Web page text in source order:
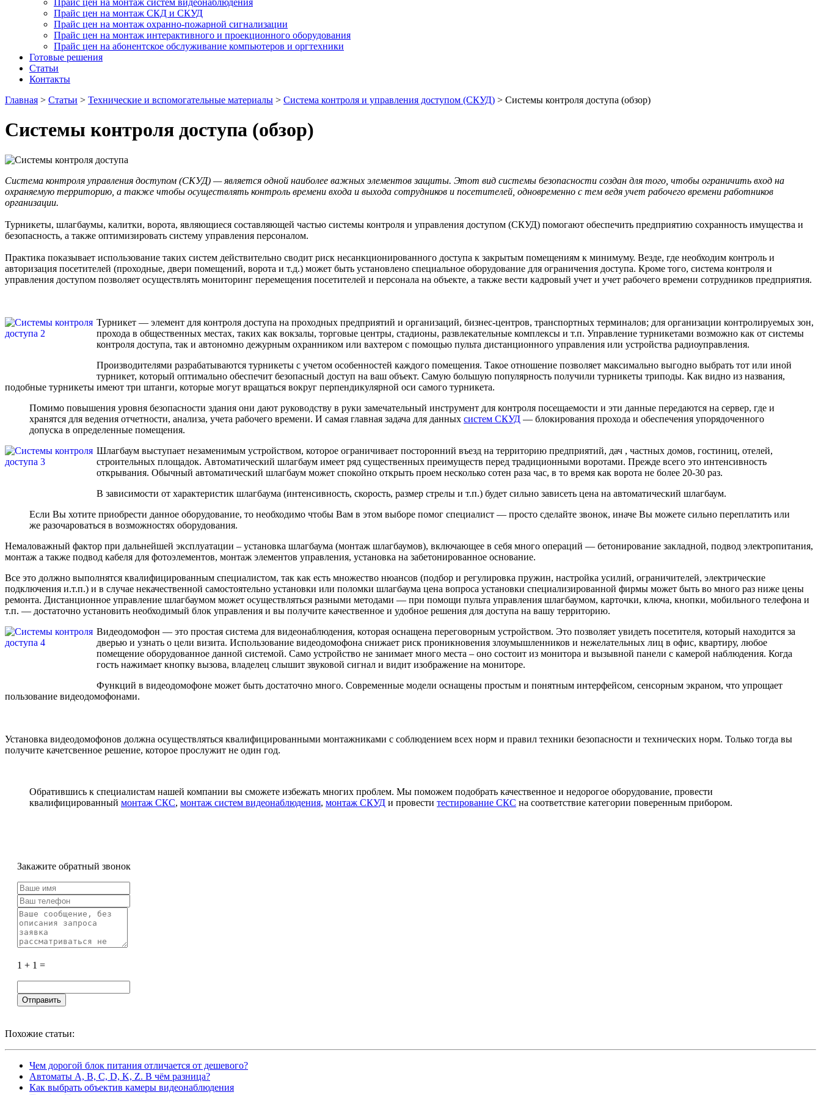
Прайс цен на монтаж систем видеонаблюдения
Прайс цен на монтаж СКД и СКУД
Прайс цен на монтаж охранно-пожарной сигнализации
Прайс цен на монтаж интерактивного и проекционного оборудования
Прайс цен на абонентское обслуживание компьютеров и оргтехники
Готовые решения
Статьи
Контакты
Главная > Статьи > Технические и вспомогательные материалы > Система контроля и управления доступом (СКУД) > Системы контроля доступа (обзор)
Системы контроля доступа (обзор)
Система контроля управления доступом (СКУД) — является одной наиболее важных элементов защиты. Этот вид системы безопасности создан для того, чтобы ограничить вход на
охраняемую территорию, а также чтобы осуществлять контроль времени входа и выхода сотрудников и посетителей, одновременно с тем ведя учет рабочего времени работников
организации.
Турникеты, шлагбаумы, калитки, ворота, являющиеся составляющей частью системы контроля и управления доступом (СКУД) помогают обеспечить предприятию сохранность имущества и
безопасность, а также оптимизировать систему управления персоналом.
Практика показывает использование таких систем действительно сводит риск несанкционированного доступа к закрытым помещениям к минимуму. Везде, где необходим контроль и
авторизация посетителей (проходные, двери помещений, ворота и т.д.) может быть установлено специальное оборудование для ограничения доступа. Кроме того, система контроля и
управления доступом позволяет осуществлять мониторинг перемещения посетителей и персонала на объекте, а также вести кадровый учет и учет рабочего времени сотрудников предприятия.
Турникет — элемент для контроля доступа на проходных предприятий и организаций, бизнес-центров, транспортных терминалов; для организации контролируемых зон,
прохода в общественных местах, таких как вокзалы, торговые центры, стадионы, развлекательные комплексы и т.п. Управление турникетами возможно как от системы
контроля доступа, так и автономно дежурным охранником или вахтером с помощью пульта дистанционного управления или устройства радиоуправления.
Производителями разрабатываются турникеты с учетом особенностей каждого помещения. Такое отношение позволяет максимально выгодно выбрать тот или иной
турникет, который оптимально обеспечит безопасный доступ на ваш объект. Самую большую популярность получили турникеты триподы. Как видно из названия,
подобные турникеты имеют три штанги, которые могут вращаться вокруг перпендикулярной оси самого турникета.
Помимо повышения уровня безопасности здания они дают руководству в руки замечательный инструмент для контроля посещаемости и эти данные передаются на сервер, где и
хранятся для ведения отчетности, анализа, учета рабочего времени. И самая главная задача для данных систем СКУД — блокирования прохода и обеспечения упорядоченного
допуска в определенные помещения.
Шлагбаум выступает незаменимым устройством, которое ограничивает посторонний въезд на территорию предприятий, дач , частных домов, гостиниц, отелей,
строительных площадок. Автоматический шлагбаум имеет ряд существенных преимуществ перед традиционными воротами. Прежде всего это интенсивность
открывания. Обычный автоматический шлагбаум может спокойно открыть проем несколько сотен раза час, в то время как ворота не более 20-30 раз.
В зависимости от характеристик шлагбаума (интенсивность, скорость, размер стрелы и т.п.) будет сильно зависеть цена на автоматический шлагбаум.
Если Вы хотите приобрести данное оборудование, то необходимо чтобы Вам в этом выборе помог специалист — просто сделайте звонок, иначе Вы можете сильно переплатить или
же разочароваться в возможностях оборудования.
Немаловажный фактор при дальнейшей эксплуатации – установка шлагбаума (монтаж шлагбаумов), включающее в себя много операций — бетонирование закладной, подвод электропитания,
монтаж а также подвод кабеля для фотоэлементов, монтаж элементов управления, установка на забетонированное основание.
Все это должно выполнятся квалифицированным специалистом, так как есть множество нюансов (подбор и регулировка пружин, настройка усилий, ограничителей, электрические
подключения и.т.п.) и в случае некачественной самостоятельно установки или поломки шлагбаума цена вопроса установки специализированной фирмы может быть во много раз ниже цены
ремонта. Дистанционное управление шлагбаумом может осуществляться разными методами — при помощи пульта управления шлагбаумом, карточки, ключа, кнопки, мобильного телефона и
т.п. — достаточно установить необходимый блок управления и вы получите качественное и удобное решения для доступа на вашу территорию.
Видеодомофон — это простая система для видеонаблюдения, которая оснащена переговорным устройством. Это позволяет увидеть посетителя, который находится за
дверью и узнать о цели визита. Использование видеодомофона снижает риск проникновения злоумышленников и нежелательных лиц в офис, квартиру, любое
помещение оборудованное данной системой. Само устройство не занимает много места – оно состоит из монитора и вызывной панели с камерой наблюдения. Когда
гость нажимает кнопку вызова, владелец слышит звуковой сигнал и видит изображение на мониторе.
Функций в видеодомофоне может быть достаточно много. Современные модели оснащены простым и понятным интерфейсом, сенсорным экраном, что упрощает
пользование видеодомофонами.
Установка видеодомофонов должна осуществляться квалифицированными монтажниками с соблюдением всех норм и правил техники безопасности и технических норм. Только тогда вы
получите качетсвенное решение, которое прослужит не один год.
Обратившись к специалистам нашей компании вы сможете избежать многих проблем. Мы поможем подобрать качественное и недорогое оборудование, провести
квалифицированный монтаж СКС, монтаж систем видеонаблюдения, монтаж СКУД и провести тестирование СКС на соответствие категории поверенным прибором.
Закажите обратный звонок
1 + 1 =
Похожие статьи:
Чем дорогой блок питания отличается от дешевого?
Автоматы A, B, C, D, K, Z. В чём разница?
Как выбрать объектив камеры видеонаблюдения